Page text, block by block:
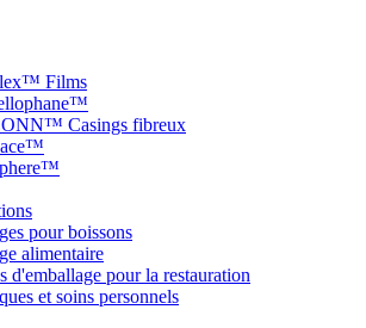
Films
Casings fibreux
pour boissons
alimentaire
d'emballage pour la restauration
et soins personnels